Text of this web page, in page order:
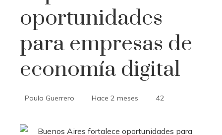
oportunidades
para empresas de
economía digital
Paula Guerrero Hace 2 meses 42